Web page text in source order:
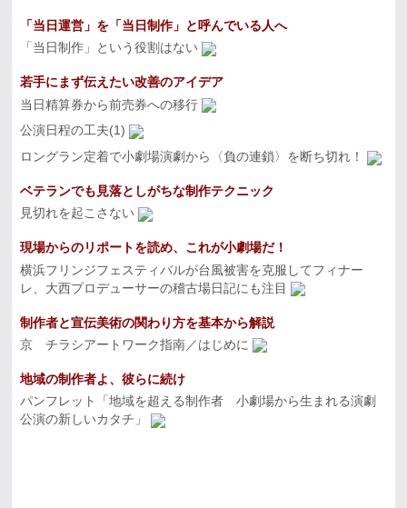
「当日運営」を「当日制作」と呼んでいる人へ
「当日制作」という役割はない
若手にまず伝えたい改善のアイデア
当日精算券から前売券への移行
公演日程の工夫(1)
ロングラン定着で小劇場演劇から〈負の連鎖〉を断ち切れ！
ベテランでも見落としがちな制作テクニック
見切れを起こさない
現場からのリポートを読め、これが小劇場だ！
横浜フリンジフェスティバルが台風被害を克服してフィナー
レ、大西プロデューサーの稽古場日記にも注目
制作者と宣伝美術の関わり方を基本から解説
京 チラシアートワーク指南／はじめに
地域の制作者よ、彼らに続け
パンフレット「地域を超える制作者 小劇場から生まれる演劇
公演の新しいカタチ」